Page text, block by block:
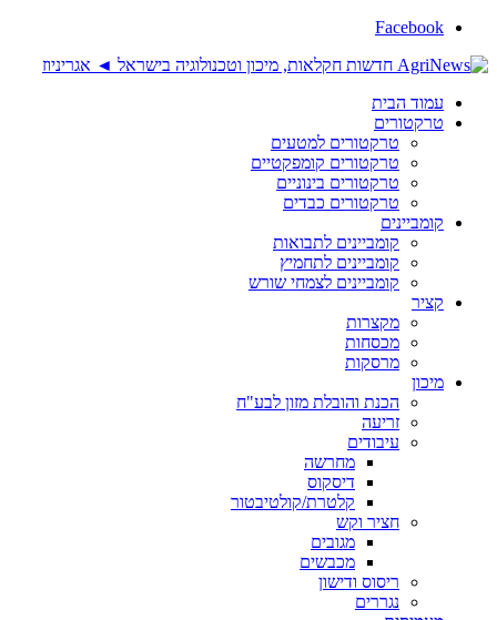
Facebook
עמוד הבית
טרקטורים
טרקטורים למטעים
טרקטורים קומפקטיים
טרקטורים בינוניים
טרקטורים כבדים
קומביינים
קומביינים לתבואות
קומביינים לתחמיץ
קומביינים לצמחי שורש
קציר
מקצרות
מכסחות
מרסקות
מיכון
הכנת והובלת מזון לבע"ח
זריעה
עיבודים
מחרשה
דיסקוס
קלטרת/קולטיבטור
חציר וקש
מגובים
מכבשים
ריסוס ודישון
נגררים